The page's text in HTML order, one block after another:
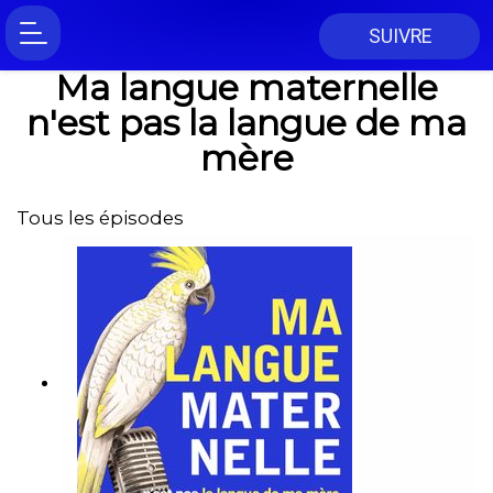
SUIVRE
Ma langue maternelle
n'est pas la langue de ma
mère
Tous les épisodes